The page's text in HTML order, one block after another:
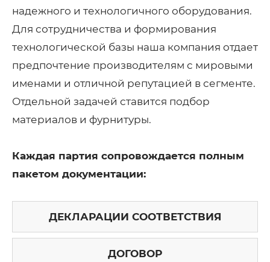
надежного и технологичного оборудования.
Для сотрудничества и формирования
технологической базы наша компания отдает
предпочтение производителям с мировыми
именами и отличной репутацией в сегменте.
Отдельной задачей ставится подбор
материалов и фурнитуры.
Каждая партия сопровождается полным
пакетом документации:
ДЕКЛАРАЦИИ СООТВЕТСТВИЯ
ДОГОВОР